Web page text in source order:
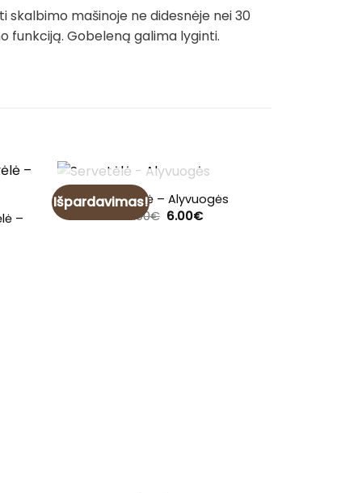
mašinoje ne didesnėje nei 30
funkciją. Gobeleną galima lyginti.
–
Išpardavimas!NETURIME
Servetėlė – Alyvuogės
7.00€ Original
6.00€Current